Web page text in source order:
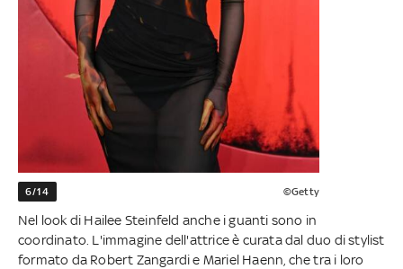
6/14 ©Getty
Nel look di Hailee Steinfeld anche i guanti sono in
coordinato. L'immagine dell'attrice è curata dal duo di stylist
formato da Robert Zangardi e Mariel Haenn, che tra i loro